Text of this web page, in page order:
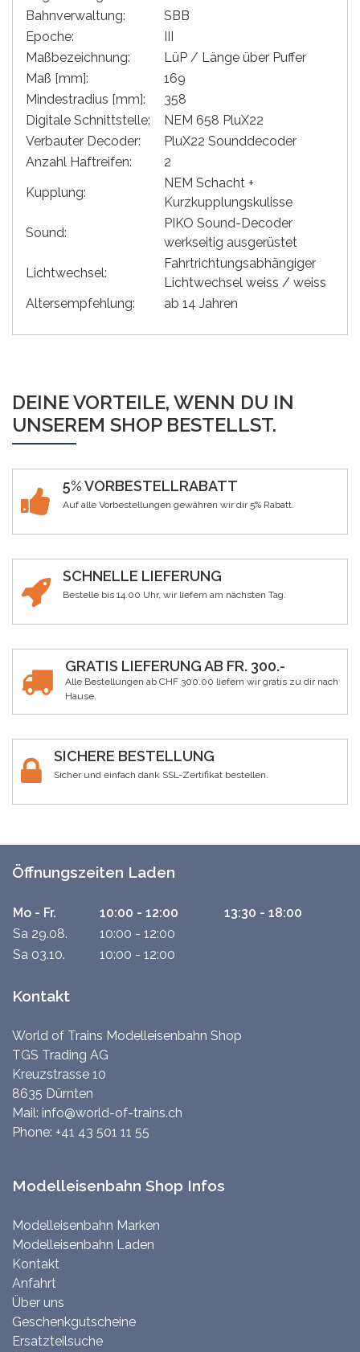
Bahnverwaltung:
SBB
Epoche:
Maßbezeichnung:
LüP / Länge über Puffer
Maß [mm]:
169
Mindestradius [mm]:
358
Digitale Schnittstelle:
NEM 658 PluX22
Verbauter Decoder:
PluX22 Sounddecoder
Anzahl Haftreifen:
2
Kupplung:
NEM Schacht +
Kurzkupplungskulisse
Sound:
PIKO Sound-Decoder
werkseitig ausgerüstet
Lichtwechsel:
Fahrtrichtungsabhängiger
Lichtwechsel weiss / weiss
Altersempfehlung:
ab 14 Jahren
DEINE VORTEILE, WENN DU IN
UNSEREM SHOP BESTELLST.
5% VORBESTELLRABATT
Auf alle Vorbestellungen gewähren wir dir 5% Rabatt.
SCHNELLE LIEFERUNG
Bestelle bis 14.00 Uhr, wir liefern am nächsten Tag.
GRATIS LIEFERUNG AB FR. 300.-
Alle Bestellungen ab CHF 300.00 liefern wir gratis zu dir nach
Hause.
SICHERE BESTELLUNG
Sicher und einfach dank SSL-Zertifikat bestellen.
Öffnungszeiten Laden
Mo - Fr. 10:00 - 12:00
13:30 - 18:00
Sa 29.08.
10:00 - 12:00
Sa 03.10.
10:00 - 12:00
Kontakt
World of Trains Modelleisenbahn Shop
TGS Trading AG
Kreuzstrasse 10
8635 Dürnten
Mail: info@world-of-trains.ch
Phone: +41 43 501 11 55
Modelleisenbahn Shop Infos
Modelleisenbahn Marken
Modelleisenbahn Laden
Kontakt
Anfahrt
Über uns
Geschenkgutscheine
Ersatzteilsuche